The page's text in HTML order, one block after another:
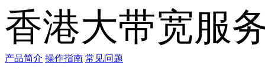
香港大带宽服
产品简介 操作指南 常见问题